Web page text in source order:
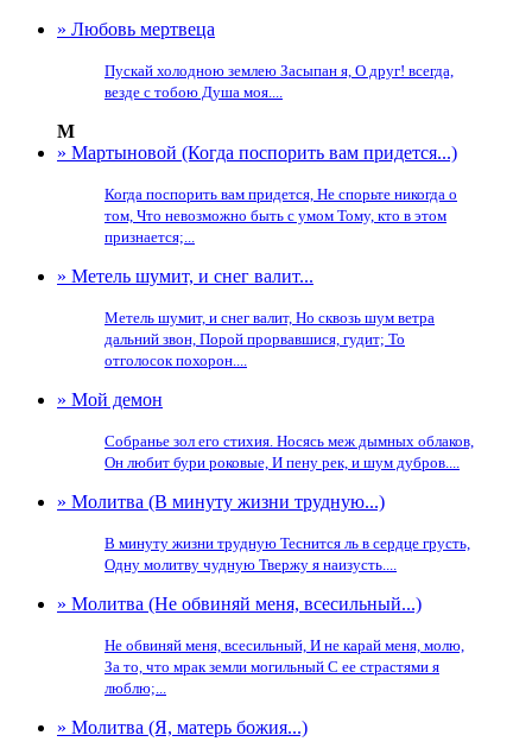
» Любовь мертвеца
Пускай холодною землею Засыпан я, О друг! всегда,
везде с тобою Душа моя....
М
» Мартыновой (Когда поспорить вам придется...)
Когда поспорить вам придется, Не спорьте никогда о
том, Что невозможно быть с умом Тому, кто в этом
признается;...
» Метель шумит, и снег валит...
Метель шумит, и снег валит, Но сквозь шум ветра
дальний звон, Порой прорвавшися, гудит; То
отголосок похорон....
» Мой демон
Собранье зол его стихия. Носясь меж дымных облаков,
Он любит бури роковые, И пену рек, и шум дубров....
» Молитва (В минуту жизни трудную...)
В минуту жизни трудную Теснится ль в сердце грусть,
Одну молитву чудную Твержу я наизусть....
» Молитва (Не обвиняй меня, всесильный...)
Не обвиняй меня, всесильный, И не карай меня, молю,
За то, что мрак земли могильный С ее страстями я
люблю;...
» Молитва (Я, матерь божия...)